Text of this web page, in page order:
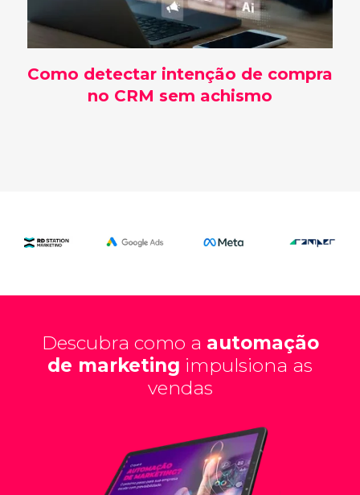
Como detectar intenção de compra
no CRM sem achismo
Descubra como a automação
de marketing impulsiona as
vendas